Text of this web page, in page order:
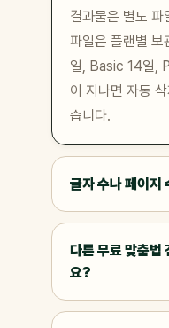
결과물은 별도 파
파일은 플랜별
일, Basic 14일,
이 지나면 자동
습니다.
글자 수나 페이지
다른 무료 맞춤법
요?